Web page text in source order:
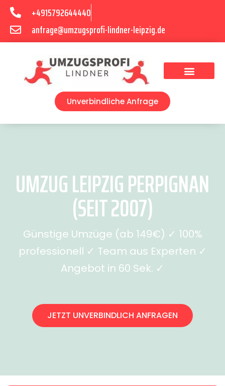
+4915792644440
anfrage@umzugsprofi-lindner-leipzig.de
Unverbindliche Anfrage
UMZUG LEIPZIG PERPIGNAN
(SEIT 2007)
Günstige Umzüge (ab 149€) ✓ 100%
professionell ✓ Team aus Experten ✓
Angebot in 60 Sek. ✓
JETZT UNVERBINDLICH ANFRAGEN